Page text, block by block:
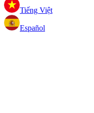
Tiếng Việt
Español